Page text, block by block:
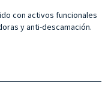
con activos funcionales
y anti-descamación.